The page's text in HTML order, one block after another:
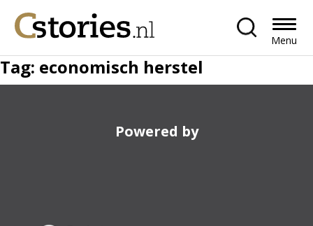
Menu
Tag: economisch herstel
Powered by